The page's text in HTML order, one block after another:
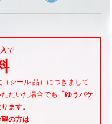
で
シール 品）につきまして
だいた場合でも
「ゆうパケ
ます。
望の方は